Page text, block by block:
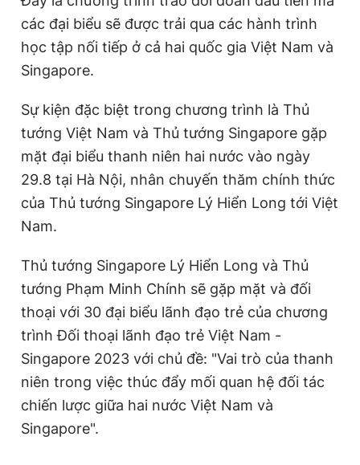
các đại biểu sẽ được trải qua các hành trình
học tập nối tiếp ở cả hai quốc gia Việt Nam và
Singapore.
Sự kiện đặc biệt trong chương trình là Thủ
tướng Việt Nam và Thủ tướng Singapore gặp
mặt đại biểu thanh niên hai nước vào ngày
29.8 tại Hà Nội, nhân chuyến thăm chính thức
của Thủ tướng Singapore Lý Hiển Long tới Việt
Nam.
Thủ tướng Singapore Lý Hiển Long và Thủ
tướng Phạm Minh Chính sẽ gặp mặt và đối
thoại với 30 đại biểu lãnh đạo trẻ của chương
trình Đối thoại lãnh đạo trẻ Việt Nam -
Singapore 2023 với chủ đề: "Vai trò của thanh
niên trong việc thúc đẩy mối quan hệ đối tác
chiến lược giữa hai nước Việt Nam và
Singapore".